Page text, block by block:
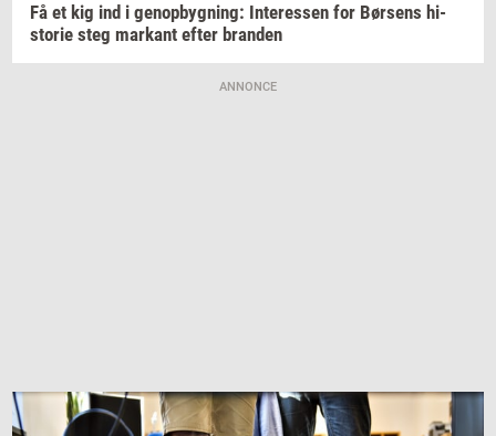
Få et kig ind i genop­byg­ning: In­ter­es­sen for Bør­sens hi­
sto­rie steg mar­kant efter bran­den
ANNONCE